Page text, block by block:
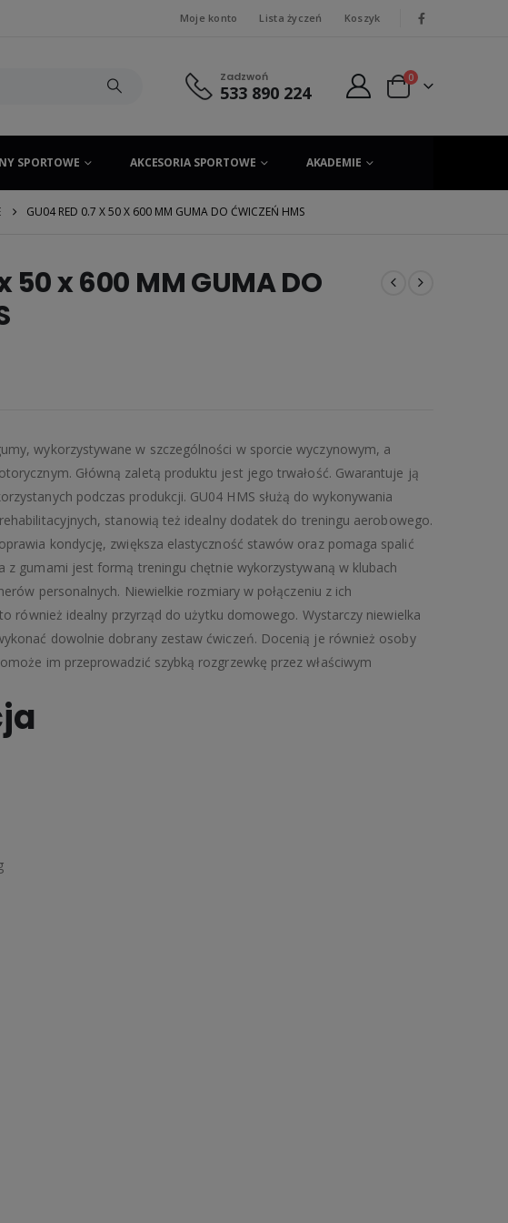
Moje konto Lista życzeń Koszyk
Zadzwoń
533 890 224
0
SPORTOWE AKCESORIA SPORTOWE AKADEMIE
GU04 RED 0.7 X 50 X 600 MM GUMA DO ĆWICZEŃ HMS
50 x 600 MM GUMA DO
wykorzystywane w szczególności w sporcie wyczynowym, a
Główną zaletą produktu jest jego trwałość. Gwarantuje ją
podczas produkcji. GU04 HMS służą do wykonywania
stanowią też idealny dodatek do treningu aerobowego.
kondycję, zwiększa elastyczność stawów oraz pomaga spalić
z gumami jest formą treningu chętnie wykorzystywaną w klubach
personalnych. Niewielkie rozmiary w połączeniu z ich
również idealny przyrząd do użytku domowego. Wystarczy niewielka
dowolnie dobrany zestaw ćwiczeń. Docenią je również osoby
im przeprowadzić szybką rozgrzewkę przez właściwym